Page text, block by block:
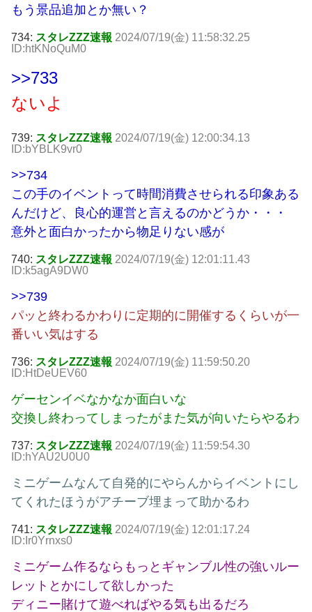
もう景品追加とか無い？
734: スタレZZZ速報 2024/07/19(金) 11:58:32.25
ID:htKNoQuM0
>>733
ないよ
739: スタレZZZ速報 2024/07/19(金) 12:00:34.13
ID:bYBLK9vr0
>>734
この手のイベントって時間消費させられる印象ある
んだけど、良心的運営と言えるのかどうか・・・
意外と面白かったから物足りない感が
740: スタレZZZ速報 2024/07/19(金) 12:01:11.43
ID:k5agA9DW0
>>739
パッと終わるかわりに定期的に開催するくらいが一
番いい気はする
736: スタレZZZ速報 2024/07/19(金) 11:59:50.20
ID:HtDeUEV60
ゲーセンイベなかなか面白いな
交換し終わってしまったがまた気が向いたらやるわ
737: スタレZZZ速報 2024/07/19(金) 11:59:54.30
ID:hYAU2U0U0
ミニゲームなんて自発的にやらんからイベントにし
てくれたほうがアチーブ埋まって助かるわ
741: スタレZZZ速報 2024/07/19(金) 12:01:17.24
ID:Ir0Yrnxs0
ミニゲーム作るならもっとギャンブル性の強いルー
レットとかにして欲しかった
ディニー賭けて遊べればやる気も出るだろ